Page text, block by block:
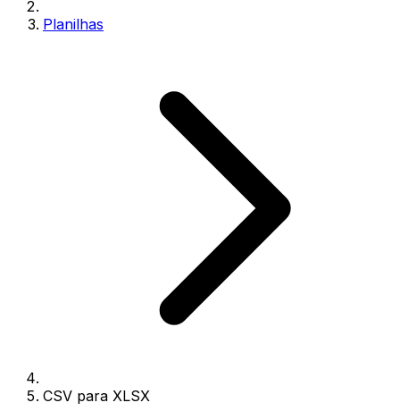
Planilhas
CSV para XLSX